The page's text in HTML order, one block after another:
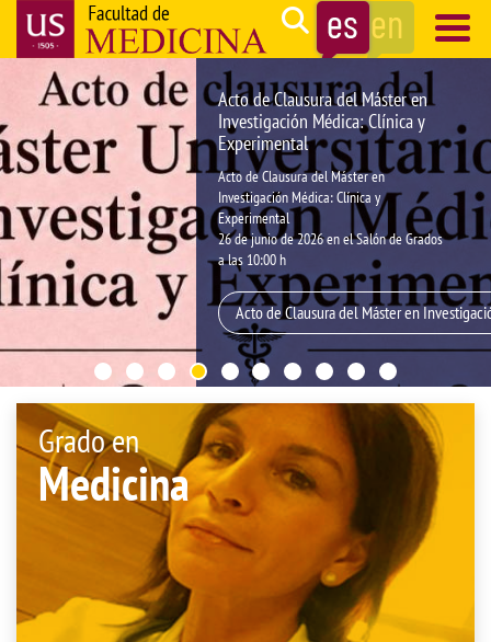
Pasar
contenido
principal
Search
Navegación
principal
Acto de Clausura del Máster en
Investigación Médica: Clínica y
Experimental
Acto de Clausura del Máster en
Investigación Médica: Clínica y
Experimental
26 de junio de 2026 en el Salón de Grados
a las 10:00 h
Acto de Clausura del Máster en
Grado en
Medicina